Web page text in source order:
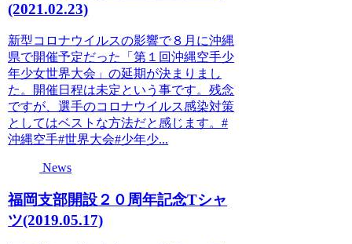
(2021.02.23)
新型コロナウイルスの影響で８月に沖縄
県で開催予定だった「第１回沖縄空手少
年少女世界大会」の延期が決まりまし
た。開催日程は未定という事です。残念
ですが、選手のコロナウイルス感染対策
としてはベストな方法だと感じます。#
沖縄空手#世界大会#少年少...
News
福岡支部開設２０周年記念Tシャ
ツ(2019.05.17)